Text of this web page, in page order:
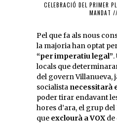
CELEBRACIÓ DEL PRIMER
MANDAT
Pel que fa als nous
la majoria han optat
“per imperatiu legal”.
locals que
del govern Villanueva,
socialista necessitarà
poder tirar endavant
hores d’ara, el grup del
que exclourà a VOX de